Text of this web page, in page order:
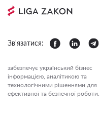
Зв'язатися:
забезпечує український бізнес
інформацією, аналітикою та
технологічними рішеннями для
ефективної та безпечної роботи.